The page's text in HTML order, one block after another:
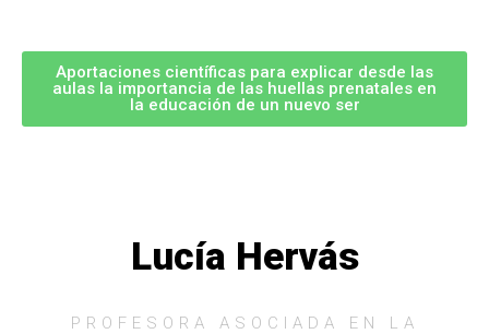
Aportaciones científicas para explicar desde las
aulas la importancia de las huellas prenatales en
la educación de un nuevo ser
Lucía Hervás
PROFESORA ASOCIADA EN LA